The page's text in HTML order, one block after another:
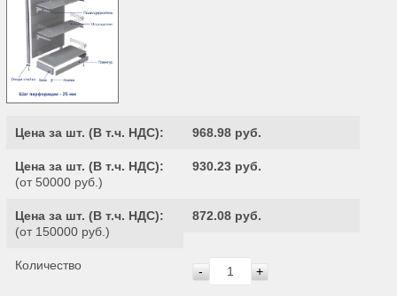
Цена за шт. (В т.ч. НДС): 968.98 руб.
Цена за шт. (В т.ч. НДС):
(от 50000 руб.)
930.23 руб.
Цена за шт. (В т.ч. НДС):
(от 150000 руб.)
872.08 руб.
Количество - +